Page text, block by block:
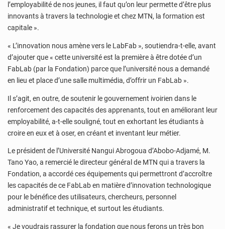
l’employabilité de nos jeunes, il faut qu’on leur permette d’être plus
innovants à travers la technologie et chez MTN, la formation est
capitale ».
« L’innovation nous amène vers le LabFab », soutiendra-t-elle, avant
d’ajouter que « cette université est la première à être dotée d’un
FabLab (par la Fondation) parce que l’université nous a demandé
en lieu et place d’une salle multimédia, d’offrir un FabLab ».
Il s’agit, en outre, de soutenir le gouvernement ivoirien dans le
renforcement des capacités des apprenants, tout en améliorant leur
employabilité, a-t-elle souligné, tout en exhortant les étudiants à
croire en eux et à oser, en créant et inventant leur métier.
Le président de l’Université Nangui Abrogoua d’Abobo-Adjamé, M.
Tano Yao, a remercié le directeur général de MTN qui a travers la
Fondation, a accordé ces équipements qui permettront d’accroître
les capacités de ce FabLab en matière d’innovation technologique
pour le bénéfice des utilisateurs, chercheurs, personnel
administratif et technique, et surtout les étudiants.
« Je voudrais rassurer la fondation que nous ferons un très bon